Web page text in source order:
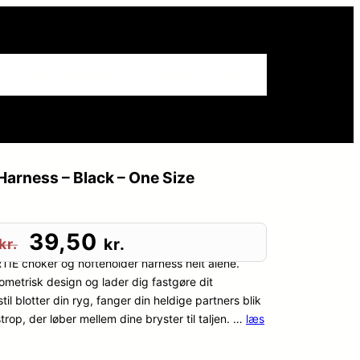
– Black – One Size
D
e
n
39,50 kr.
e
n
choker og hofteholder harness helt alene.
design og lader dig fastgøre dit
blotter din ryg, fanger din heldige partners blik
der løber mellem dine bryster til taljen. … læs